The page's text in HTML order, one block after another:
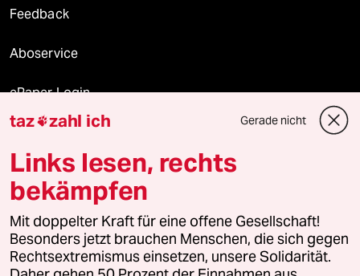
Feedback
Aboservice
ePaper Login
Downloads für Abonnierende
© 2026 taz Verlags und Vertriebs GmbH
Alle Rechte vorbehalten. Bei rechtlichen Fragen oder für Genehmigungen
wenden Sie sich bitte an
lizenzen@taz.de
taz zahl ich Gerade nicht
Links lesen, rechts
bekämpfen
Mit doppelter Kraft für eine offene Gesellschaft!
Besonders jetzt brauchen Menschen, die sich gegen
Rechtsextremismus einsetzen, unsere Solidarität.